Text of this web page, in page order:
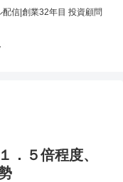
信|創業32年目 投資顧問
．５倍程度、